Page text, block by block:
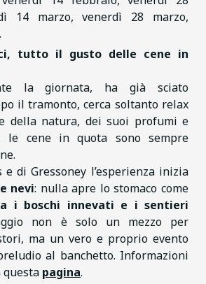
14 marzo, venerdì 28 marzo,
tutto il gusto delle cene in
la giornata, ha già sciato
il tramonto, cerca soltanto relax
della natura, dei suoi profumi e
le cene in quota sono sempre
e di Gressoney l’esperienza inizia
nevi: nulla apre lo stomaco come
i boschi innevati e i sentieri
non è solo un mezzo per
ma un vero e proprio evento
al banchetto. Informazioni
questa pagina.